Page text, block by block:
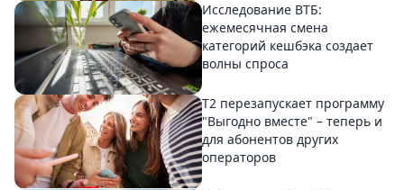
Исследование ВТБ:
ежемесячная смена
категорий кешбэка создает
волны спроса
Т2 перезапускает программу
"Выгодно вместе" – теперь и
для абонентов других
операторов